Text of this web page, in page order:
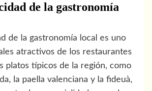
de la gastronomía
de la gastronomía local es uno
atractivos de los restaurantes
platos típicos de la región, como
la paella valenciana y la fideuà,